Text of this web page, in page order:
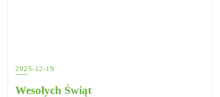
2025-12-19
Wesołych Świąt